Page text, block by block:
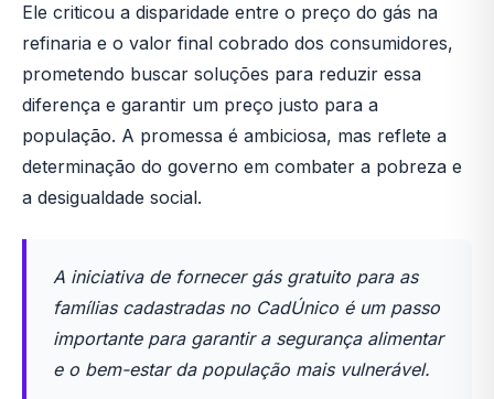
Ele criticou a disparidade entre o preço do gás na
refinaria e o valor final cobrado dos consumidores,
prometendo buscar soluções para reduzir essa
diferença e garantir um preço justo para a
população. A promessa é ambiciosa, mas reflete a
determinação do governo em combater a pobreza e
a desigualdade social.
A iniciativa de fornecer gás gratuito para as
famílias cadastradas no CadÚnico é um passo
importante para garantir a segurança alimentar
e o bem-estar da população mais vulnerável.